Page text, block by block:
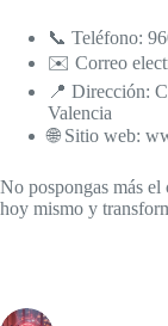
📞 Teléfono:
✉️ Correo
📍 Dirección:
Valencia
🌐 Sitio web:
No pospongas más
hoy mismo y